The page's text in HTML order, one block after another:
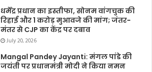
धर्मेंद्र प्रधान का इस्तीफा, सोनम वांगचुक की
रिहाई और 1 करोड़ मुआवजे की मांग; जंतर-
मंतर से CJP का केंद्र पर दबाव
July 20, 2026
Mangal Pandey Jayanti: मंगल पांडे की
जयंती पर प्रधानमंत्री मोदी ने किया नमन